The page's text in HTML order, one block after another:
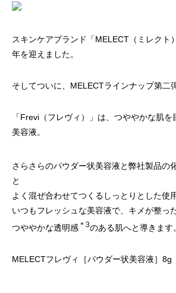
スキンケアブランド「MELECT（ミレクト
年を迎えました。
そしてついに、MELECTラインナップ第二弾
「Frevi（フレヴィ）」は、つややかな肌
美容液。
さらさらのパウダー状美容液と弊社製品の
と
よく混ぜ合わせてつくるしっとりとした使用
いつもフレッシュな美容液で、キメが整っ
つややかな透明感 ＊3のある肌へと導きます。
MELECTフレヴィ［パウダー状美容液］8g